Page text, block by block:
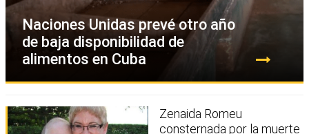
Naciones Unidas prevé otro año
de baja disponibilidad de
alimentos en Cuba
Zenaida Romeu
consternada por la muerte